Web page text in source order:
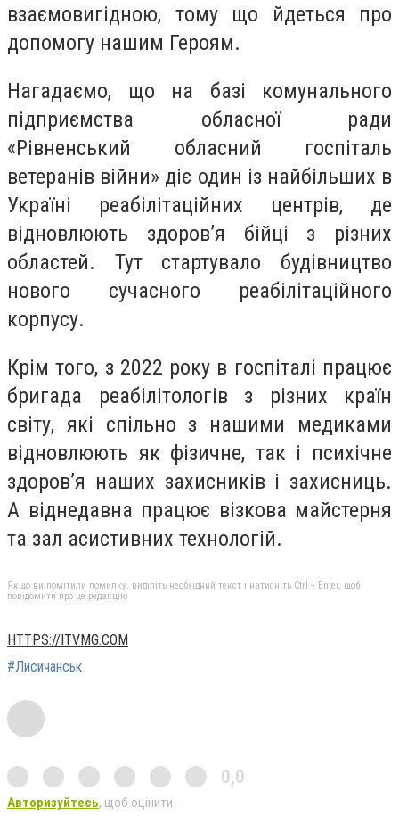
взаємовигідною, тому що йдеться про
допомогу нашим Героям.
Нагадаємо, що на базі комунального
підприємства обласної ради
«Рівненський обласний госпіталь
ветеранів війни» діє один із найбільших в
Україні реабілітаційних центрів, де
відновлюють здоров’я бійці з різних
областей. Тут стартувало будівництво
нового сучасного реабілітаційного
корпусу.
Крім того, з 2022 року в госпіталі працює
бригада реабілітологів з різних країн
світу, які спільно з нашими медиками
відновлюють як фізичне, так і психічне
здоров’я наших захисників і захисниць.
А віднедавна працює візкова майстерня
та зал асистивних технологій.
Якщо ви помітили помилку, виділіть необхідний текст і натисніть Ctrl + Enter, щоб
повідомити про це редакцію
HTTPS://ITVMG.COM
#Лисичанськ
0,0
Авторизуйтесь, щоб оцінити